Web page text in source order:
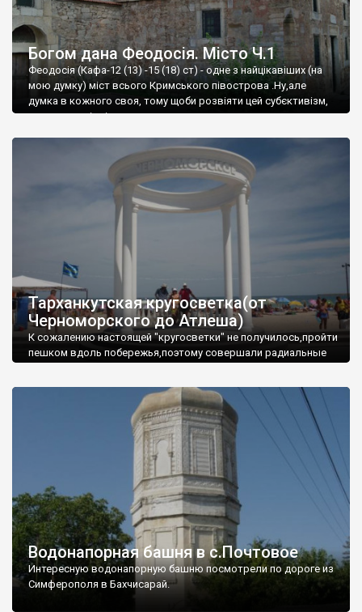
Богом дана Феодосія. Місто Ч.1
Феодосія (Кафа-12 (13) -15 (18) ст) - одне з найцікавіших (на
мою думку) міст всього Кримського півострова .Ну,але
думка в кожного своя, тому щоби розвіяти цей субєктивізм,
запрошую відвідати це
Тарханкутская кругосветка(от
Черноморского до Атлеша)
К сожалению настоящей "кругосветки" не получилось,пройти
пешком вдоль побережья,поэтому совершали радиальные
Водонапорная башня в с.Почтовое
Интересную водонапорную башню посмотрели по дороге из
Симферополя в Бахчисарай.